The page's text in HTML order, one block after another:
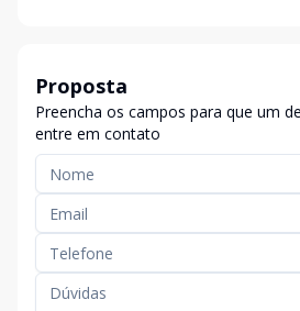
Proposta
Preencha os campos para que um
entre em contato